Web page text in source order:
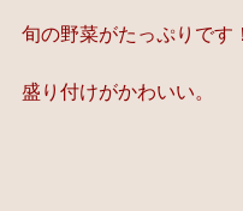
旬の野菜がたっぷりです！
盛り付けがかわいい。